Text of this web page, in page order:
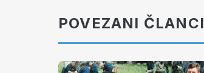
POVEZANI ČLANCI